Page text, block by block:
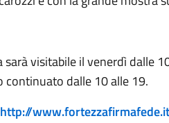
sarà visitabile il venerdì dalle
continuato dalle 10 alle 19.
http://www.fortezzafirmafede.it